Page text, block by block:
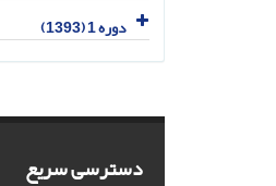
دوره 1 (1393)
دسترسی سریع